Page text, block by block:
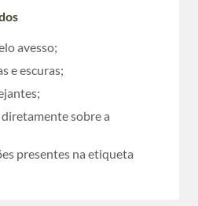
avesso;
e escuras;
sobre a
presentes na etiqueta